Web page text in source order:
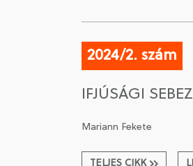
2024/2. szám
IFJÚSÁGI
Mariann Fekete
TELJES CIKK